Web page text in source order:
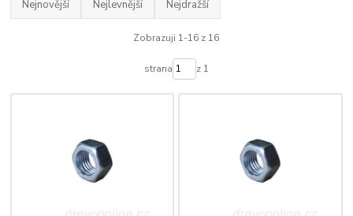
Nejnovější Nejlevnější Nejdražší
Zobrazuji 1-16 z 16
strana z 1